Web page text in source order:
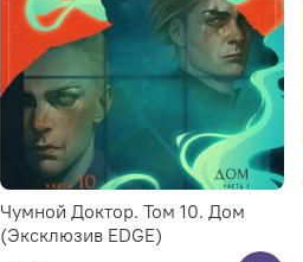
Чумной Доктор. Том 10. Дом
(Эксклюзив EDGE)